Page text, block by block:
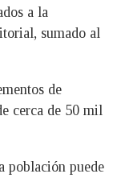
a la
sumado al
de
cerca de 50 mil
población puede